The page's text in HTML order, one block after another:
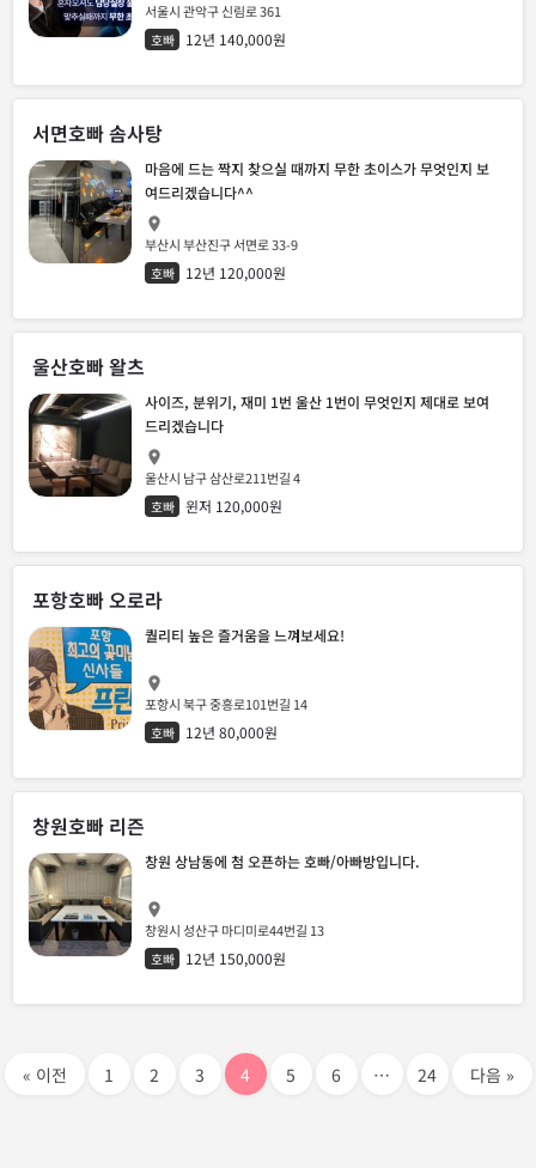
서울시 관악구 신림로 361
호빠
12년 140,000원
서면호빠 솜사탕
마음에 드는 짝지 찾으실 때까지 무한 초이스가 무엇인지 보
여드리겠습니다^^
부산시 부산진구 서면로 33-9
호빠
12년 120,000원
울산호빠 왈츠
사이즈, 분위기, 재미 1번 울산 1번이 무엇인지 제대로 보여
드리겠습니다
울산시 남구 삼산로211번길 4
호빠 윈저 120,000원
포항호빠 오로라
퀄리티 높은 즐거움을 느껴보세요!
포항시 북구 중흥로101번길 14
호빠
12년 80,000원
창원호빠 리즌
창원 상남동에 첨 오픈하는 호빠/아빠방입니다.
창원시 성산구 마디미로44번길 13
호빠
12년 150,000원
« 이전 1 2 3 4 5 6 … 24 다음 »